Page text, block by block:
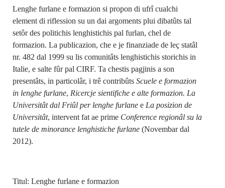
Lenghe furlane e formazion si propon di ufrî cualchi
element di riflession su un dai argoments plui dibatûts tal
setôr des politichis lenghistichis pal furlan, chel de
formazion. La publicazion, che e je finanziade de leç statâl
nr. 482 dal 1999 su lis comunitâts lenghistichis storichis in
Italie, e salte fûr pal CIRF. Ta chestis pagjinis a son
presentâts, in particolâr, i trê contribûts Scuele e formazion
in lenghe furlane, Ricercje sientifiche e alte formazion. La
Universitât dal Friûl per lenghe furlane e La posizion de
Universitât, intervent fat ae prime Conference regionâl su la
tutele de minorance lenghistiche furlane (Novembar dal
2012).
Titul: Lenghe furlane e formazion